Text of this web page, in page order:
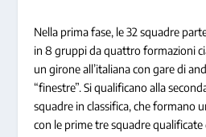
Nella prima fase, le 32 squadre
in 8 gruppi da quattro formazioni
un girone all’italiana con gare di
“finestre”. Si qualificano alla
squadre in classifica, che formano
con le prime tre squadre